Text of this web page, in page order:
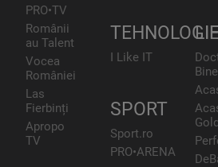
PRO•TV
Românii
au Talent
Vocea
României
Las
Fierbinți
Apropo
TV
I Like IT
SPORT
Sport.ro
PRO•ARENA
Bine
Gold